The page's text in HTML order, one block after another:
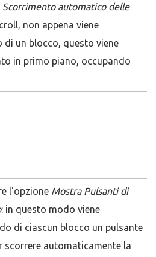
Scorrimento automatico delle
non appena viene
un blocco, questo viene
in primo piano, occupando
l'opzione Mostra Pulsanti di
: in questo modo viene
di ciascun blocco un pulsante
scorrere automaticamente la